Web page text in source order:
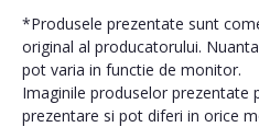
*Produsele prezentate sunt
original al producatorului.
pot varia in functie de monitor.
Imaginile produselor prezentate
prezentare si pot diferi in orice